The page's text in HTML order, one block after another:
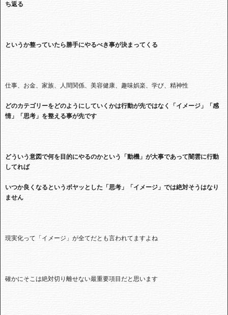
ち返る
というか整っていたら勝手にやるべき事が決まってくる
仕事、お金、家族、人間関係、美容健康、趣味娯楽、学び、精神性
どのカテゴリーをどのようにしていくかは行動が先ではなく「イメージ」「感
情」「思考」を整える事が先です
どういう意図で何を目的にやるのかという「動機」が大事であって闇雲に行動
してれば
いつか良くなるというボヤッとした「思考」「イメージ」では絶対そうはなり
ません
現実化って「イメージ」が全てだとも言われてますよね
確かにそこは絶対切り離せない最重要項目だと思います